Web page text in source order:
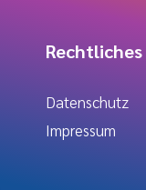
Rechtliches
Datenschutz
Impressum